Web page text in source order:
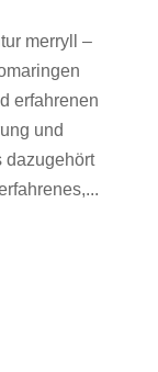
merryll –
erfahrenen
und
dazugehört